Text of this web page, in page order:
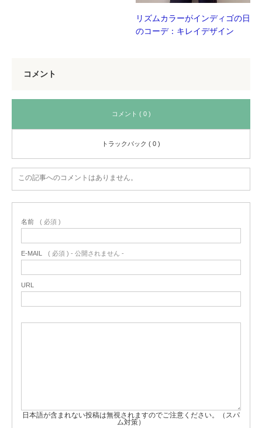
リズムカラーがインディゴの日
のコーデ：キレイデザイン
コメント
コメント ( 0 )
トラックバック ( 0 )
この記事へのコメントはありません。
名前 ( 必須 )
E-MAIL ( 必須 ) - 公開されません -
URL
日本語が含まれない投稿は無視されますのでご注意ください。（スパ
ム対策）